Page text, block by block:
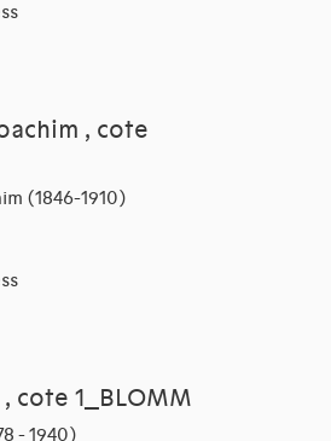
, cote
(1846-1910)
cote 1_BLOMM
- 1940)